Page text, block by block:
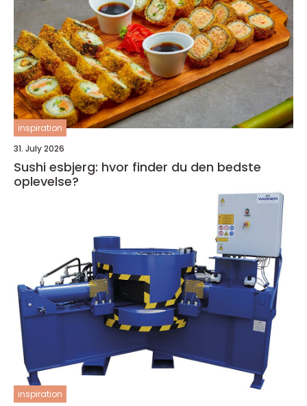
inspiration
31. July 2026
Sushi esbjerg: hvor finder du den bedste
oplevelse?
inspiration